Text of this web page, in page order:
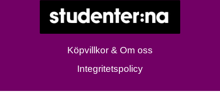
Köpvillkor & Om oss
Integritetspolicy